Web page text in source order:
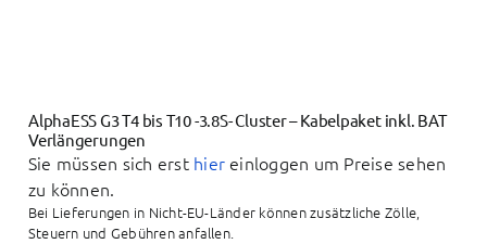
AlphaESS G3 T4 bis T10 -3.8S- Cluster – Kabelpaket inkl. BAT
Verlängerungen
Sie müssen sich erst hier einloggen um Preise sehen
zu können.
Bei Lieferungen in Nicht-EU-Länder können zusätzliche Zölle,
Steuern und Gebühren anfallen.